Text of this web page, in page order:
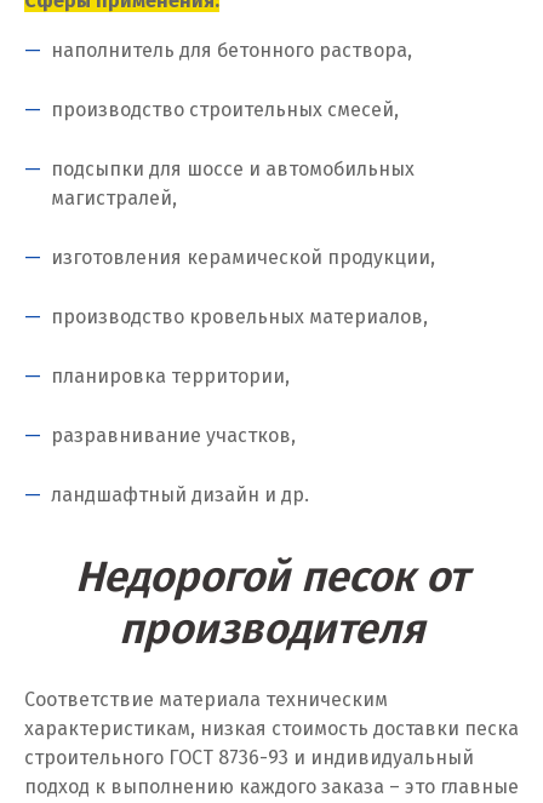
Кировград
Когалым
Коелга
Красногорск
Краснодар
Краснотурьинск
Красноярск
Кузино
Курск
наполнитель для бетонного раствора,
производство строительных смесей,
подсыпки для шоссе и автомобильных
магистралей,
изготовления керамической продукции,
производство кровельных материалов,
планировка территории,
разравнивание участков,
ландшафтный дизайн и др.
Недорогой песок от
производителя
Соответствие материала техническим
характеристикам, низкая стоимость доставки песка
строительного ГОСТ 8736-93 и индивидуальный
подход к выполнению каждого заказа – это главные